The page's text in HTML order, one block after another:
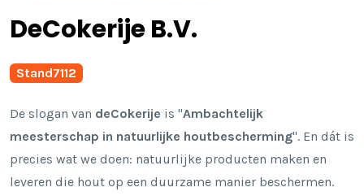
DeCokerije B.V.
Stand7112
De slogan van deCokerije is "Ambachtelijk
meesterschap in natuurlijke houtbescherming". En dát is
precies wat we doen: natuurlijke producten maken en
leveren die hout op een duurzame manier beschermen.